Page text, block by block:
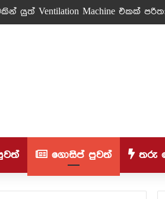
Ventilation Machine එකක්
ගොසිප් පුවත් තරු